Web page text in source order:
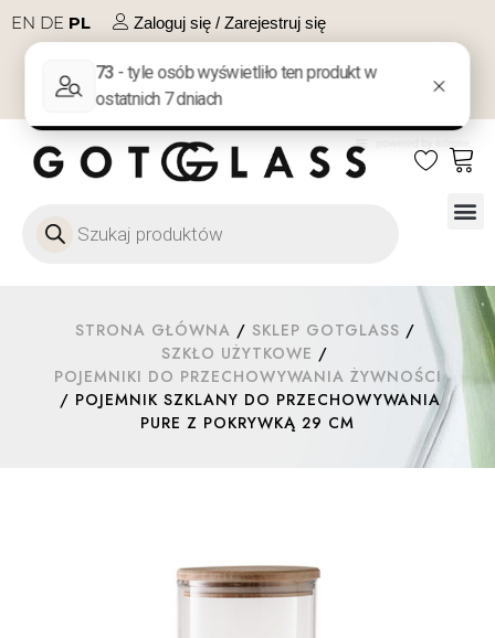
EN DE PL Zaloguj się / Zarejestruj się
NA PREZENT KONTAKT
STRONA GŁÓWNA / SKLEP GOTGLASS /
SZKŁO UŻYTKOWE /
POJEMNIKI DO PRZECHOWYWANIA ŻYWNOŚCI
/ POJEMNIK SZKLANY DO PRZECHOWYWANIA
PURE Z POKRYWKĄ 29 CM